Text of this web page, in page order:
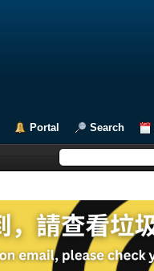
Portal Search